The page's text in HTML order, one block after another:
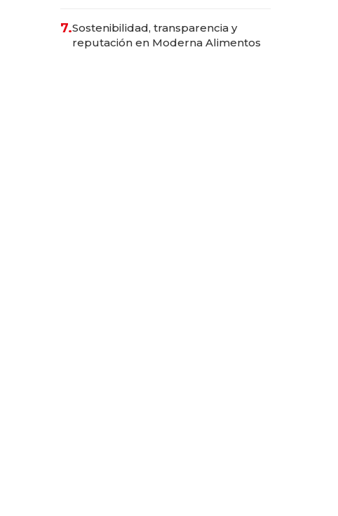
7.Sostenibilidad, transparencia y
reputación en Moderna Alimentos